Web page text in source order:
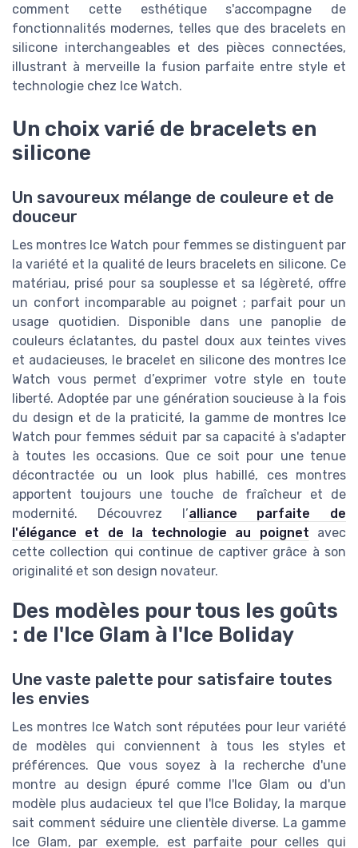
comment cette esthétique s'accompagne de
fonctionnalités modernes, telles que des bracelets en
silicone interchangeables et des pièces connectées,
illustrant à merveille la fusion parfaite entre style et
technologie chez Ice Watch.
Un choix varié de bracelets en
silicone
Un savoureux mélange de couleure et de
douceur
Les montres Ice Watch pour femmes se distinguent par
la variété et la qualité de leurs bracelets en silicone. Ce
matériau, prisé pour sa souplesse et sa légèreté, offre
un confort incomparable au poignet ; parfait pour un
usage quotidien. Disponible dans une panoplie de
couleurs éclatantes, du pastel doux aux teintes vives
et audacieuses, le bracelet en silicone des montres Ice
Watch vous permet d’exprimer votre style en toute
liberté. Adoptée par une génération soucieuse à la fois
du design et de la praticité, la gamme de montres Ice
Watch pour femmes séduit par sa capacité à s'adapter
à toutes les occasions. Que ce soit pour une tenue
décontractée ou un look plus habillé, ces montres
apportent toujours une touche de fraîcheur et de
modernité. Découvrez l’alliance parfaite de
l'élégance et de la technologie au poignet avec
cette collection qui continue de captiver grâce à son
originalité et son design novateur.
Des modèles pour tous les goûts
: de l'Ice Glam à l'Ice Boliday
Une vaste palette pour satisfaire toutes
les envies
Les montres Ice Watch sont réputées pour leur variété
de modèles qui conviennent à tous les styles et
préférences. Que vous soyez à la recherche d'une
montre au design épuré comme l'Ice Glam ou d'un
modèle plus audacieux tel que l'Ice Boliday, la marque
sait comment séduire une clientèle diverse. La gamme
Ice Glam, par exemple, est parfaite pour celles qui